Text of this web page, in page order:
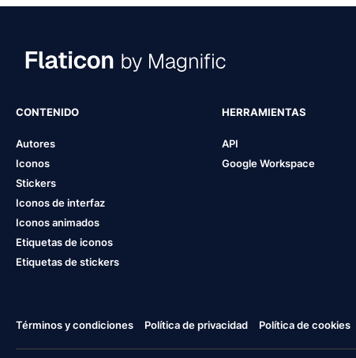
CONTENIDO
Autores
Iconos
Stickers
Iconos de interfaz
Iconos animados
Etiquetas de iconos
Etiquetas de stickers
HERRAMIENTAS
API
Google Workspace
Términos y condiciones Política de privacidad Política de cookies